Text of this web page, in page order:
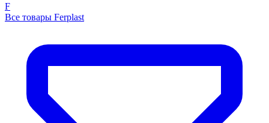
F
Все товары Ferplast